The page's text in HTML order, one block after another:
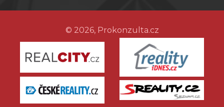
© 2026, Prokonzulta.cz